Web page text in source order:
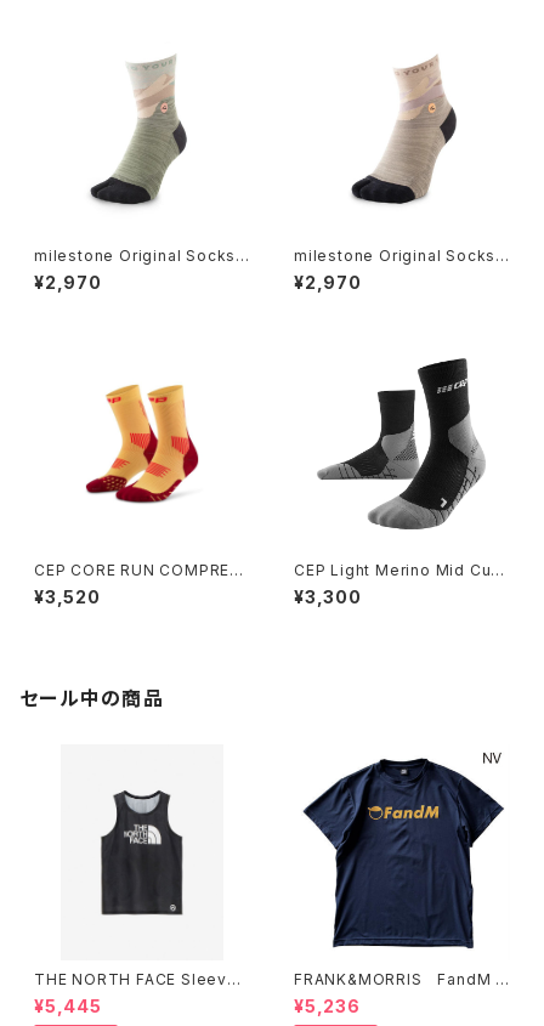
milestone Original Socks
MSS-003 ミストグリーン
¥2,970
milestone Original Socks
MSS-003 バレーベージュ
¥2,970
CEP CORE RUN COMPRES
SION SOCKS 5.0 - MID CU
T Men's GOLD/BURGUNDY
¥3,520
CEP Light Merino Mid Cut
Compression Socks Wom
en's Black
¥3,300
セール中の商品
THE NORTH FACE Sleevel
ess Hypervent Crew WOM
EN'S ブラック
¥5,445
FRANK&MORRIS FandM T
ee NV
¥5,236